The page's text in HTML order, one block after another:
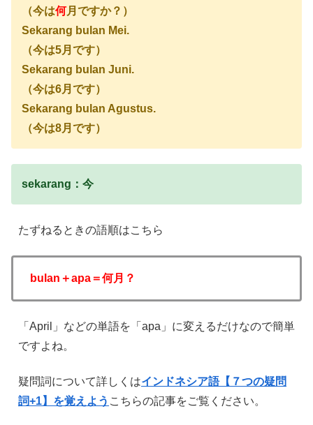
（今は何月ですか？）
Sekarang bulan Mei.
（今は5月です）
Sekarang bulan Juni.
（今は6月です）
Sekarang bulan Agustus.
（今は8月です）
sekarang：今
たずねるときの語順はこちら
bulan＋apa＝何月？
「April」などの単語を「apa」に変えるだけなので簡単
ですよね。
疑問詞について詳しくはインドネシア語【７つの疑問
詞+1】を覚えよう こちらの記事をご覧ください。